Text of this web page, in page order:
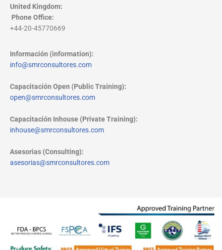
United Kingdom:
Phone Office:
+44-20-45770669
Información (information):
info@smrconsultores.com
Capacitación Open (Public Training):
open@smrconsultores.com
Capacitación Inhouse (Private Training):
inhouse@smrconsultores.com
Asesorias (Consulting):
asesorias@smrconsultores.com